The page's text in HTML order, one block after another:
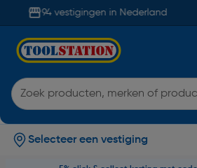
94 vestigingen in Nederland
Selecteer een vestiging